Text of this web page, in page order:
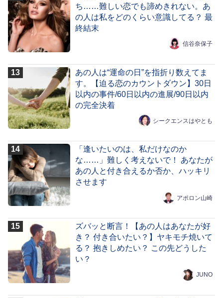
ち……難しい恋でも諦めきれない。あ
の人は私をどのくらい意識してる？ 最
終結末
信谷奈保子
あの人は“運命の日”を指折り数えてま
す。【迫る恋のカウントダウン】30日
以内の事件/60日以内の進展/90日以内
の完全決着
シークエンスはやとも
「逢いたいのは、私だけなのか
な……」難しく考えないで！ あなたが
あの人と付き合えるか否か、ハッキリ
させます
アポロン山崎
ズバッと断言！【あの人はあなたが好
き？ 付き合いたい？】ヤキモチ焼いて
る？ 抱きしめたい？ この先どうした
い？
JUNO